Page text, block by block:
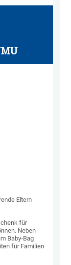
Eltern
für
Neben
Baby-Bag
für Familien